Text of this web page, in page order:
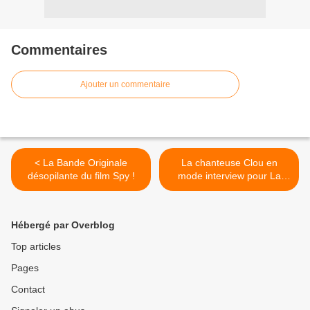
Commentaires
Ajouter un commentaire
< La Bande Originale
désopilante du film Spy !
La chanteuse Clou en
mode interview pour La
Parisienne Life ! >
Hébergé par Overblog
Top articles
Pages
Contact